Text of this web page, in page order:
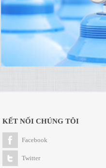
KẾT NỐI CHÚNG TÔI
Facebook
Twitter